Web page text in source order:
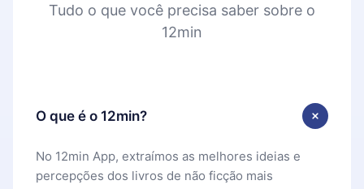
Tudo o que você precisa saber sobre o
12min
O que é o 12min?
No 12min App, extraímos as melhores ideias e
percepções dos livros de não ficção mais